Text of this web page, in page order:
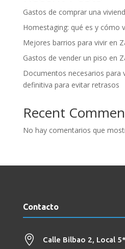
Gastos de comprar una
Homestaging: qué es y cómo
Mejores barrios para vivir en
Gastos de vender un piso en
Documentos necesarios para
definitiva para evitar retrasos
Recent
No hay comentarios que
Contacto
 Calle Bilbao 2, Local 5*